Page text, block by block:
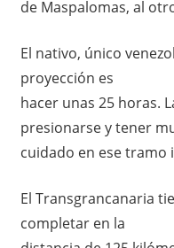
de Maspalomas, al
El nativo, único
proyección es
hacer unas 25 horas.
presionarse y tener
cuidado en ese tramo
El Transgrancanaria
completar en la